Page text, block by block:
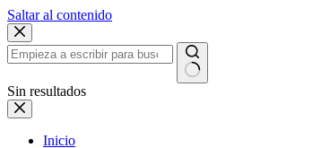
Saltar al contenido
Sin resultados
Inicio